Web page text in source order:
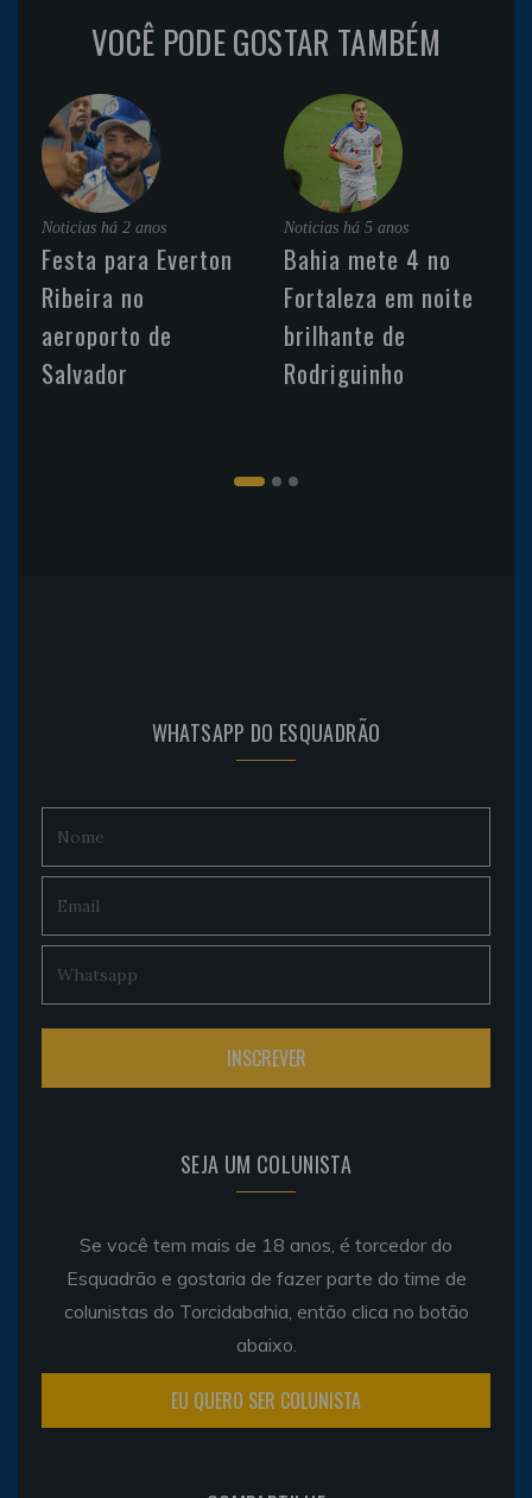
VOCÊ PODE GOSTAR TAMBÉM
Noticias há 2 anos
Festa para Everton
Ribeira no
aeroporto de
Salvador
Noticias há 5 anos
Bahia mete 4 no
Fortaleza em noite
brilhante de
Rodriguinho
WHATSAPP DO ESQUADRÃO
SEJA UM COLUNISTA
Se você tem mais de 18 anos, é torcedor do
Esquadrão e gostaria de fazer parte do time de
colunistas do Torcidabahia, então clica no botão
abaixo.
EU QUERO SER COLUNISTA